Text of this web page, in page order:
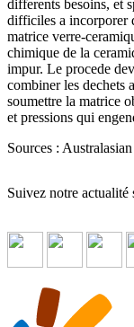
differents besoins, et
difficiles a incorporer
matrice verre-
chimique de la
impur. Le procede
combiner les dechets
soumettre la matrice
et pressions qui
Sources : Australasian
Suivez notre actualité